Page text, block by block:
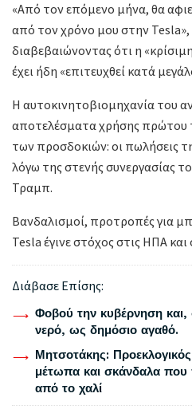
«Από τον επόμενο μήνα, θα
από τον χρόνο μου στην Tesla»,
διαβεβαιώνοντας ότι η
έχει ήδη «επιτευχθεί κατά
Η αυτοκινητοβιομηχανία του
αποτελέσματα χρήσης πρώτου
των προσδοκιών: οι πωλήσεις
λόγω της στενής συνεργασίας
Τραμπ.
Βανδαλισμοί, προτροπές για
Tesla έγινε στόχος στις ΗΠΑ και
Διάβασε Επίσης:
Φοβού την κυβέρνηση και,
νερό, ως δημόσιο αγαθό.
Μητσοτάκης:
μέτωπα και σκάνδαλα που
από το χαλί